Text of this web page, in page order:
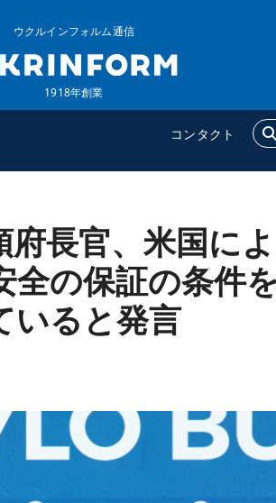
ウクルインフォルム通信
1918年創業
コンタクト
い
追加
特集
インタビュー
写真
長官、米国によ
全の保証の条件
いると発言